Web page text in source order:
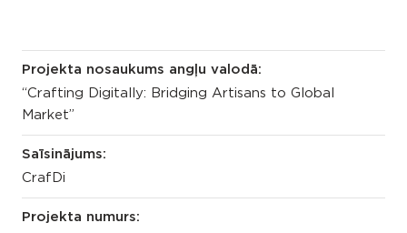
Projekta nosaukums angļu valodā:
“Crafting Digitally: Bridging Artisans to Global
Market”
Saīsinājums:
CrafDi
Projekta numurs: